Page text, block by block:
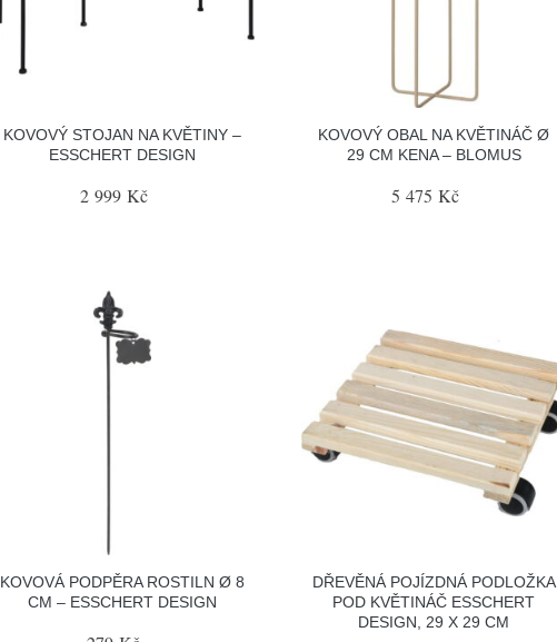
KOVOVÝ STOJAN NA KVĚTINY –
ESSCHERT DESIGN
2 999 Kč
KOVOVÝ OBAL NA KVĚTINÁČ Ø
29 CM KENA – BLOMUS
5 475 Kč
KOVOVÁ PODPĚRA ROSTILN Ø 8
CM – ESSCHERT DESIGN
DŘEVĚNÁ POJÍZDNÁ PODLOŽKA
POD KVĚTINÁČ ESSCHERT
DESIGN, 29 X 29 CM